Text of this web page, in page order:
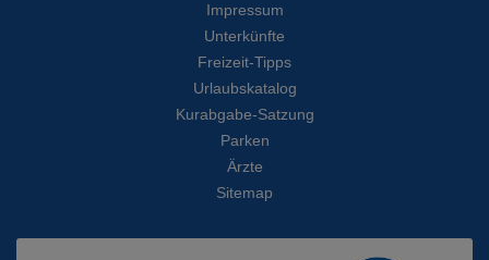
Impressum
Unterkünfte
Freizeit-Tipps
Urlaubskatalog
Kurabgabe-Satzung
Parken
Ärzte
Sitemap